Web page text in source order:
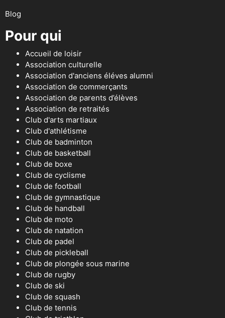
Blog
Pour qui
Accueil de loisir
Association culturelle
Association d'anciens éléves alumni
Association de commerçants
Association de parents d’élèves
Association de retraités
Club d'arts martiaux
Club d'athlétisme
Club de badminton
Club de basketball
Club de boxe
Club de cyclisme
Club de football
Club de gymnastique
Club de handball
Club de moto
Club de natation
Club de padel
Club de pickleball
Club de plongée sous marine
Club de rugby
Club de ski
Club de squash
Club de tennis